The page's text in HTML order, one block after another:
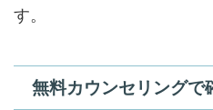
す。
無料カウンセリングで